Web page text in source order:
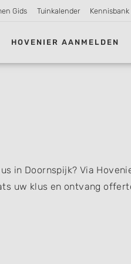
Gids Tuinkalender Kennisbank
HOVENIER AANMELDEN
in Doornspijk? Via
uw klus en ontvang